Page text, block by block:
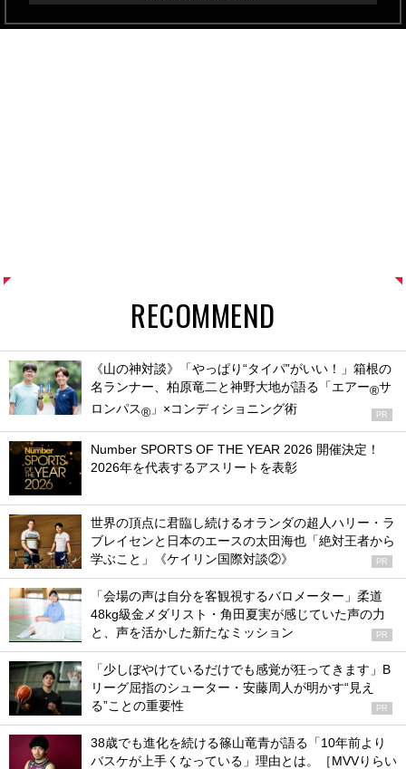
RECOMMEND
《山の神対談》「やっぱり“タイパ”がいい！」箱根の
名ランナー、柏原竜二と神野大地が語る「エアー®サ
ロンパス® 」×コンディショニング術 PR
Number SPORTS OF THE YEAR 2026 開催決定！
2026年を代表するアスリートを表彰
世界の頂点に君臨し続けるオランダの超人ハリー・ラ
ブレイセンと日本のエースの太田海也「絶対王者から
学ぶこと」《ケイリン国際対談②》
PR
「会場の声は自分を客観視するバロメーター」柔道
48kg級金メダリスト・角田夏実が感じていた声の力
と、声を活かした新たなミッション
PR
「少しぼやけているだけでも感覚が狂ってきます」B
リーグ屈指のシューター・安藤周人が明かす“見え
る”ことの重要性
PR
38歳でも進化を続ける篠山竜青が語る「10年前より
バスケが上手くなっている」理由とは。［MVVりらい